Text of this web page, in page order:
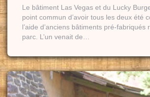
Le bâtiment Las Vegas et du Lucky
point commun d’avoir tous les deux été
l’aide d’anciens bâtiments pré-fabriqués
parc. L’un venait de…